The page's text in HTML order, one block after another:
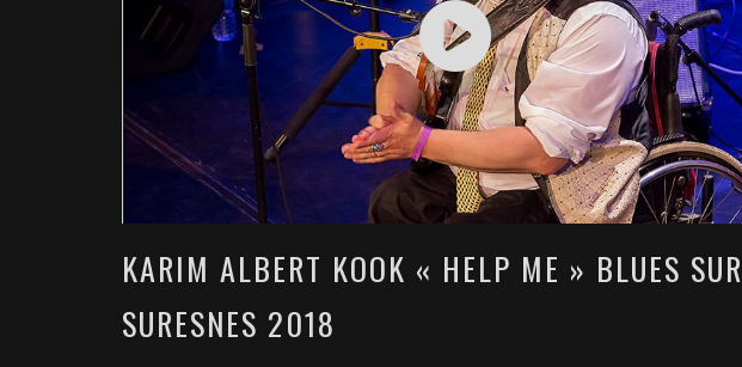
KARIM ALBERT KOOK « HELP ME » BLUES SUR
SURESNES 2018